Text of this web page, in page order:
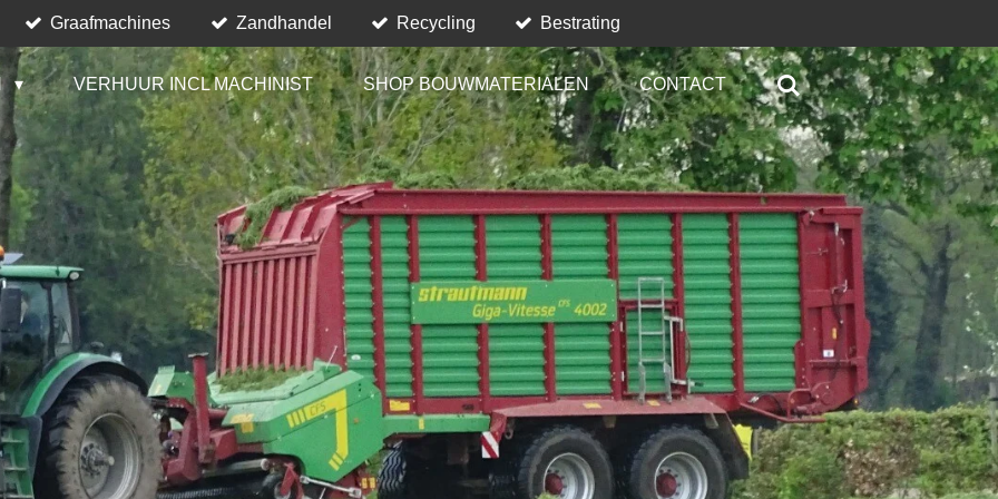
Graafmachines Zandhandel Recycling Bestrating
VERHUUR INCL MACHINIST SHOP BOUWMATERIALEN CONTACT